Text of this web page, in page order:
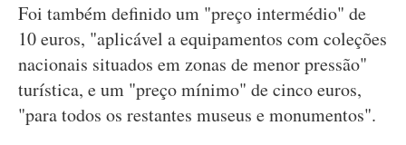
Foi também definido um "preço intermédio" de
10 euros, "aplicável a equipamentos com coleções
nacionais situados em zonas de menor pressão"
turística, e um "preço mínimo" de cinco euros,
"para todos os restantes museus e monumentos".